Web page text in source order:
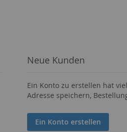
Neue Kunden
Ein Konto zu erstellen hat
Adresse speichern,
Ein Konto erstellen